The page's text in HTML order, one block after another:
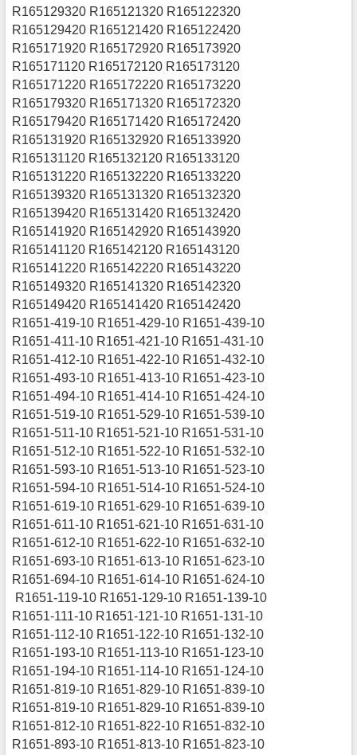
R165129320 R165121320 R165122320
R165129420 R165121420 R165122420
R165171920 R165172920 R165173920
R165171120 R165172120 R165173120
R165171220 R165172220 R165173220
R165179320 R165171320 R165172320
R165179420 R165171420 R165172420
R165131920 R165132920 R165133920
R165131120 R165132120 R165133120
R165131220 R165132220 R165133220
R165139320 R165131320 R165132320
R165139420 R165131420 R165132420
R165141920 R165142920 R165143920
R165141120 R165142120 R165143120
R165141220 R165142220 R165143220
R165149320 R165141320 R165142320
R165149420 R165141420 R165142420
R1651-419-10 R1651-429-10 R1651-439-10
R1651-411-10 R1651-421-10 R1651-431-10
R1651-412-10 R1651-422-10 R1651-432-10
R1651-493-10 R1651-413-10 R1651-423-10
R1651-494-10 R1651-414-10 R1651-424-10
R1651-519-10 R1651-529-10 R1651-539-10
R1651-511-10 R1651-521-10 R1651-531-10
R1651-512-10 R1651-522-10 R1651-532-10
R1651-593-10 R1651-513-10 R1651-523-10
R1651-594-10 R1651-514-10 R1651-524-10
R1651-619-10 R1651-629-10 R1651-639-10
R1651-611-10 R1651-621-10 R1651-631-10
R1651-612-10 R1651-622-10 R1651-632-10
R1651-693-10 R1651-613-10 R1651-623-10
R1651-694-10 R1651-614-10 R1651-624-10
R1651-119-10 R1651-129-10 R1651-139-10
R1651-111-10 R1651-121-10 R1651-131-10
R1651-112-10 R1651-122-10 R1651-132-10
R1651-193-10 R1651-113-10 R1651-123-10
R1651-194-10 R1651-114-10 R1651-124-10
R1651-819-10 R1651-829-10 R1651-839-10
R1651-819-10 R1651-829-10 R1651-839-10
R1651-812-10 R1651-822-10 R1651-832-10
R1651-893-10 R1651-813-10 R1651-823-10